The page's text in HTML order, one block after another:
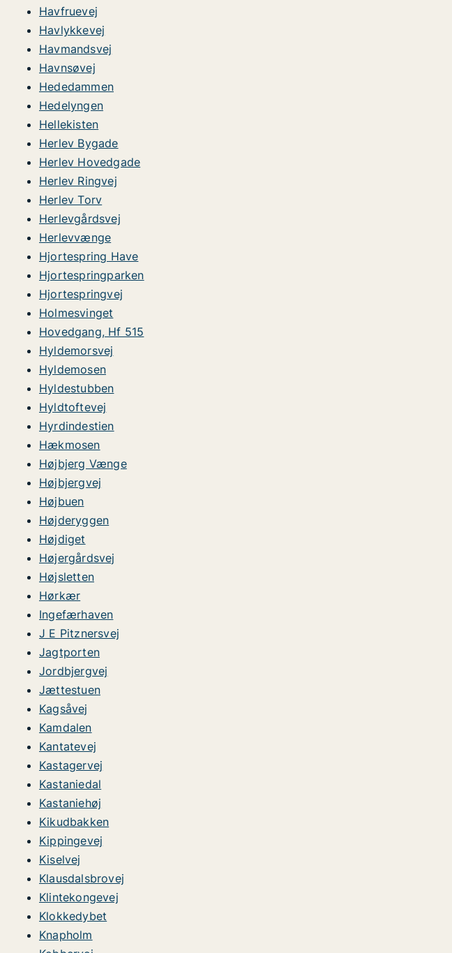
Havfruevej
Havlykkevej
Havmandsvej
Havnsøvej
Hededammen
Hedelyngen
Hellekisten
Herlev Bygade
Herlev Hovedgade
Herlev Ringvej
Herlev Torv
Herlevgårdsvej
Herlevvænge
Hjortespring Have
Hjortespringparken
Hjortespringvej
Holmesvinget
Hovedgang, Hf 515
Hyldemorsvej
Hyldemosen
Hyldestubben
Hyldtoftevej
Hyrdindestien
Hækmosen
Højbjerg Vænge
Højbjergvej
Højbuen
Højderyggen
Højdiget
Højergårdsvej
Højsletten
Hørkær
Ingefærhaven
J E Pitznersvej
Jagtporten
Jordbjergvej
Jættestuen
Kagsåvej
Kamdalen
Kantatevej
Kastagervej
Kastaniedal
Kastaniehøj
Kikudbakken
Kippingevej
Kiselvej
Klausdalsbrovej
Klintekongevej
Klokkedybet
Knapholm